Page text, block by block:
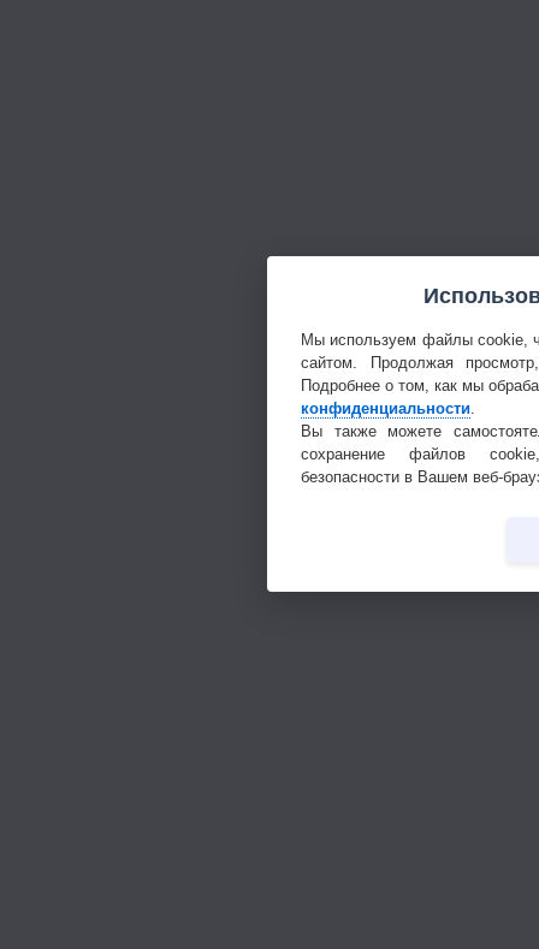
Мы используем файлы cookie,
сайтом. Продолжая
Подробнее о том, как мы
конфиденциальности
Вы также можете
сохранение файлов
безопасности в Вашем веб-